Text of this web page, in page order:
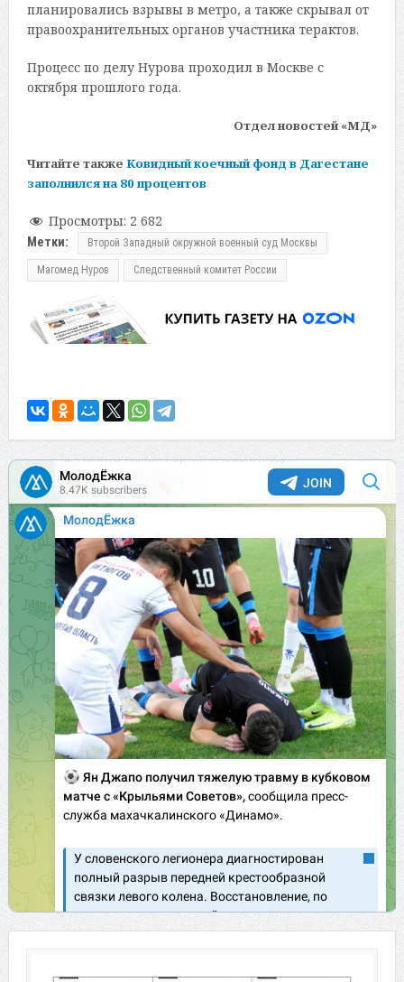
планировались взрывы в метро, а также скрывал от
правоохранительных органов участника терактов.
Процесс по делу Нурова проходил в Москве с
октября прошлого года.
Отдел новостей «МД»
Читайте также Ковидный коечный фонд в Дагестане
заполнился на 80 процентов
Просмотры: 2 682
Метки: Второй Западный окружной военный суд Москвы
Магомед Нуров Следственный комитет России